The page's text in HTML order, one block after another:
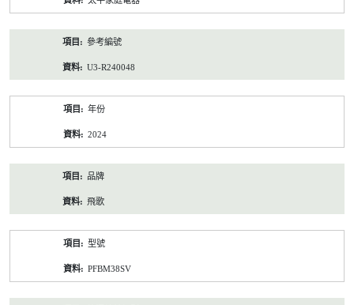
參考編號
U3-R240048
年份
2024
品牌
飛歌
型號
PFBM38SV